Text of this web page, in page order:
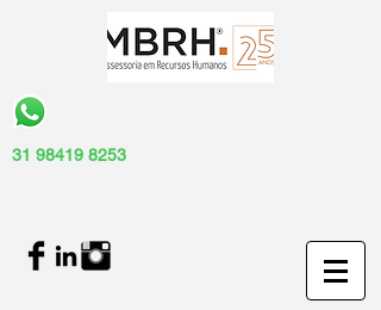
31 98419 8253